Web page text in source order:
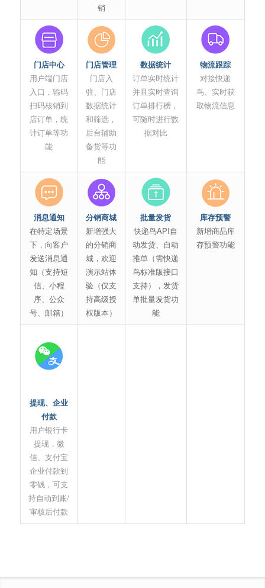
销
门店中心
用户端门店
入口，输码
扫码核销到
店订单，统
计订单等功
能
门店管理
门店入
驻、门店
数据统计
和筛选，
后台辅助
备货等功
能
数据统计
订单实时统计
并且实时查询
订单排行榜，
可随时进行数
据对比
物流跟踪
对接快递
鸟、实时获
取物流信息
消息通知
在特定场景
下，向客户
发送消息通
知（支持短
信、小程
序、公众
号、邮箱）
分销商城
新增强大
的分销商
城，欢迎
演示站体
验（仅支
持高级授
权版本）
批量发货
快递鸟API自
动发货、自动
推单（需快递
鸟标准版接口
支持），发货
单批量发货功
能
库存预警
新增商品库
存预警功能
提现、企业
付款
用户银行卡
提现，微
信、支付宝
企业付款到
零钱，可支
持自动到账/
审核后付款